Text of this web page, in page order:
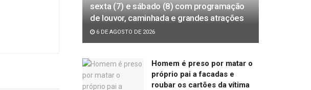
sexta (7) e sábado (8) com programação
de louvor, caminhada e grandes atrações
6 DE AGOSTO DE 2026
Homem é preso por matar o
próprio pai a facadas e
roubar os cartões da vítima